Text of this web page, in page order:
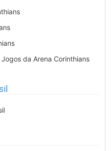
da Arena Corinthians